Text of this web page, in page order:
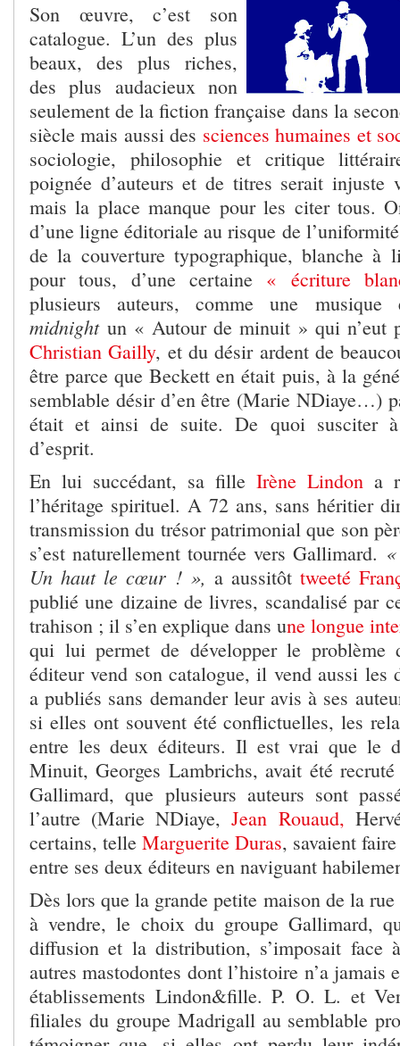
Son œuvre, c’est son
catalogue. L’un des plus
beaux, des plus riches,
des plus audacieux non
seulement de la fiction française dans la
siècle mais aussi des sciences humaines et
sociologie, philosophie et critique
poignée d’auteurs et de titres serait injuste
mais la place manque pour les citer tous.
d’une ligne éditoriale au risque de
de la couverture typographique, blanche à
pour tous, d’une certaine « écriture
plusieurs auteurs, comme une
midnightun « Autour de minuit » qui n’eut
Christian Gailly, et du désir ardent de
être parce que Beckett en était puis, à la
semblable désir d’en être (Marie NDiaye…)
était et ainsi de suite. De quoi susciter
d’esprit.
En lui succédant, sa fille Irène Lindon a
l’héritage spirituel. A 72 ans, sans héritier
transmission du trésor patrimonial que son
s’est naturellement tournée vers Gallimard.
Un haut le cœur ! », a aussitôttweeté
publié une dizaine de livres, scandalisé par
trahison ; il s’en explique dans une longue
qui lui permet de développer le
éditeur vend son catalogue, il vend aussi les
a publiés sans demander leur avis à ses
si elles ont souvent été conflictuelles, les
entre les deux éditeurs. Il est vrai que le
Minuit, Georges Lambrichs, avait été
Gallimard, que plusieurs auteurs sont
l’autre (Marie NDiaye,Jean Rouaud,
certains, telle Marguerite Duras, savaient
entre ses deux éditeurs en naviguant
Dès lors que la grande petite maison de la
à vendre, le choix du groupe Gallimard,
diffusion et la distribution, s’imposait face
autres mastodontes dont l’histoire n’a jamais
établissements Lindon&fille. P. O. L. et
filiales du groupe Madrigall au semblable